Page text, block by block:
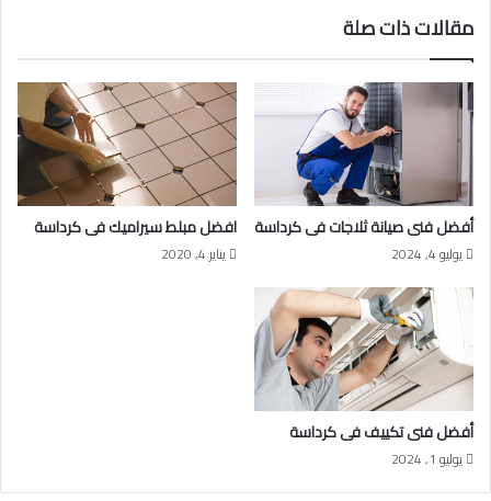
مقالات ذات صلة
أفضل فنى صيانة ثلاجات فى كرداسة
يوليو 4, 2024
افضل مبلط سيراميك فى كرداسة
يناير 4, 2020
أفضل فنى تكييف فى كرداسة
يوليو 1, 2024